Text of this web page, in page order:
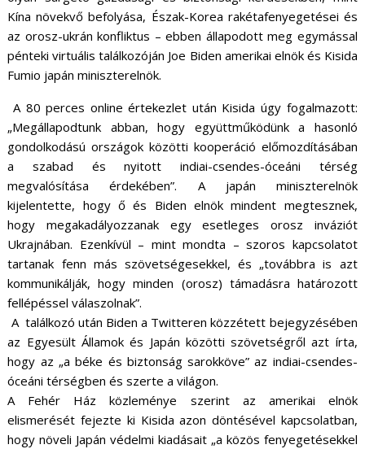
Kína növekvő befolyása, Észak-Korea rakétafenyegetései és
az orosz-ukrán konfliktus – ebben állapodott meg egymással
pénteki virtuális találkozóján Joe Biden amerikai elnök és Kisida
Fumio japán miniszterelnök.
A 80 perces online értekezlet után Kisida úgy fogalmazott:
„Megállapodtunk abban, hogy együttműködünk a hasonló
gondolkodású országok közötti kooperáció előmozdításában
a szabad és nyitott indiai-csendes-óceáni térség
megvalósítása érdekében”. A japán miniszterelnök
kijelentette, hogy ő és Biden elnök mindent megtesznek,
hogy megakadályozzanak egy esetleges orosz inváziót
Ukrajnában. Ezenkívül – mint mondta – szoros kapcsolatot
tartanak fenn más szövetségesekkel, és „továbbra is azt
kommunikálják, hogy minden (orosz) támadásra határozott
fellépéssel válaszolnak”.
A találkozó után Biden a Twitteren közzétett bejegyzésében
az Egyesült Államok és Japán közötti szövetségről azt írta,
hogy az „a béke és biztonság sarokköve” az indiai-csendes-
óceáni térségben és szerte a világon.
A Fehér Ház közleménye szerint az amerikai elnök
elismerését fejezte ki Kisida azon döntésével kapcsolatban,
hogy növeli Japán védelmi kiadásait „a közös fenyegetésekkel